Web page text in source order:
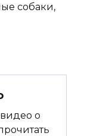
собаки,
о